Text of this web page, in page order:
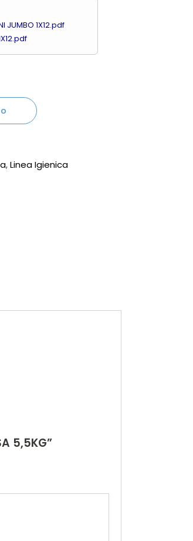
JUMBO 1X12.pdf
pura cellulosa 5,5kg quantity
,Linea Igienica
5,5KG”